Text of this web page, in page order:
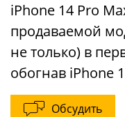
iPhone 14 Pro
продаваемой
не только) в
обогнав iPhone
Обсудить